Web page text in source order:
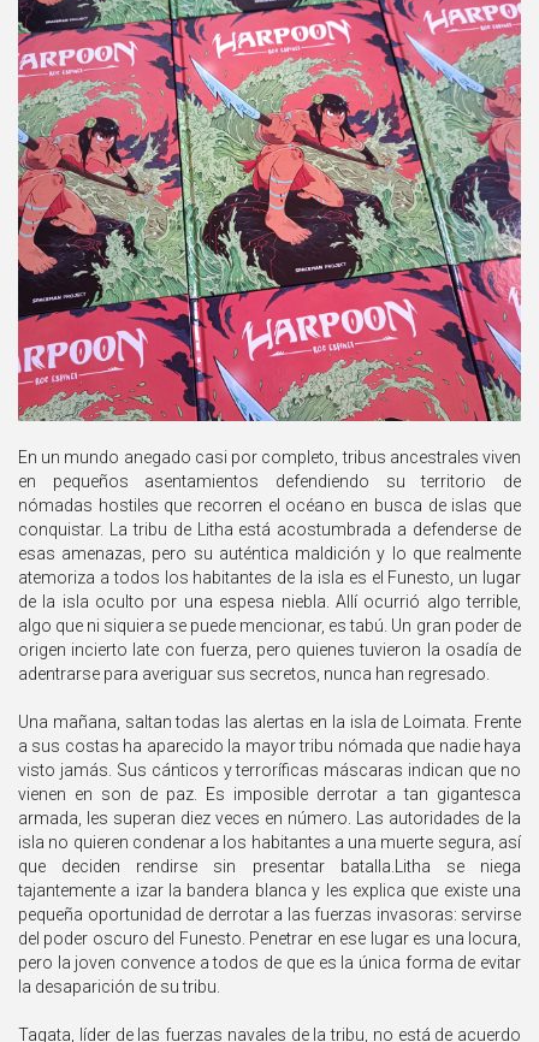
En un mundo anegado casi por completo, tribus ancestrales viven
en pequeños asentamientos defendiendo su territorio de
nómadas hostiles que recorren el océano en busca de islas que
conquistar. La tribu de Litha está acostumbrada a defenderse de
esas amenazas, pero su auténtica maldición y lo que realmente
atemoriza a todos los habitantes de la isla es el Funesto, un lugar
de la isla oculto por una espesa niebla. Allí ocurrió algo terrible,
algo que ni siquiera se puede mencionar, es tabú. Un gran poder de
origen incierto late con fuerza, pero quienes tuvieron la osadía de
adentrarse para averiguar sus secretos, nunca han regresado.
Una mañana, saltan todas las alertas en la isla de Loimata. Frente
a sus costas ha aparecido la mayor tribu nómada que nadie haya
visto jamás. Sus cánticos y terroríficas máscaras indican que no
vienen en son de paz. Es imposible derrotar a tan gigantesca
armada, les superan diez veces en número. Las autoridades de la
isla no quieren condenar a los habitantes a una muerte segura, así
que deciden rendirse sin presentar batalla.Litha se niega
tajantemente a izar la bandera blanca y les explica que existe una
pequeña oportunidad de derrotar a las fuerzas invasoras: servirse
del poder oscuro del Funesto. Penetrar en ese lugar es una locura,
pero la joven convence a todos de que es la única forma de evitar
la desaparición de su tribu.
Tagata, líder de las fuerzas navales de la tribu, no está de acuerdo